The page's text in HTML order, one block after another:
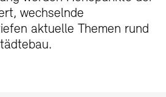
Öffnungszeiten Barrierefreiheit
Stiftung
Sache
wechselnde
aktuelle Themen rund